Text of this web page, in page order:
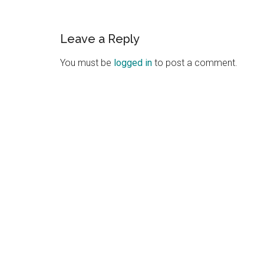
Reader
Interactions
Leave a Reply
You must be logged in to post a comment.